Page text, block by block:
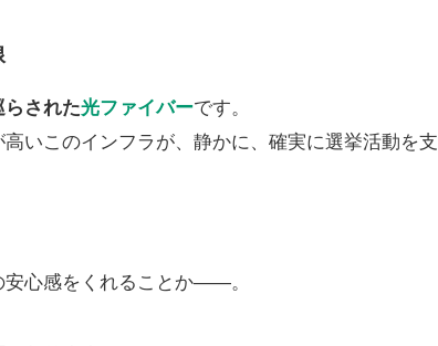
された光ファイバーです。
いこのインフラが、静かに、確実に選挙活動を支
安心感をくれることか——。